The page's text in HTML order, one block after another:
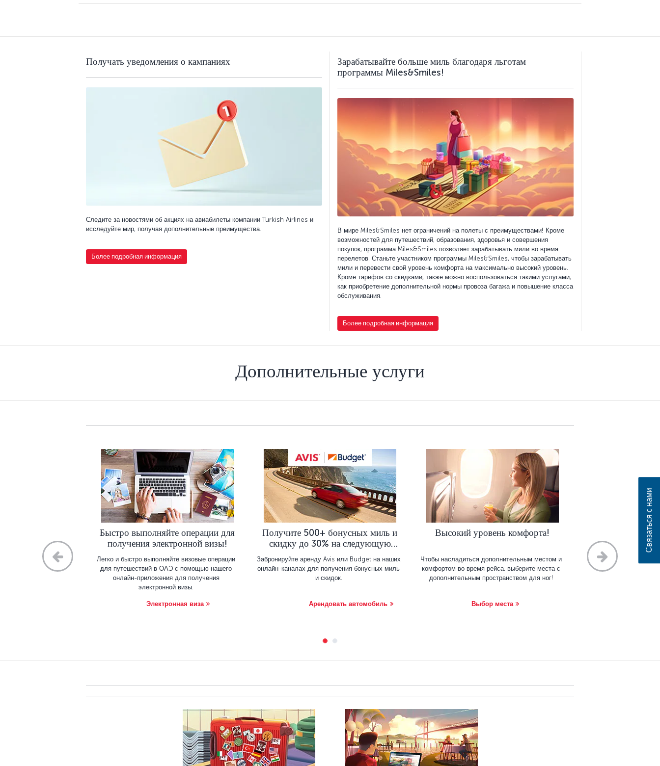
Получать уведомления о кампаниях
Следите за новостями об акциях на авиабилеты компании Turkish Airlines и
исследуйте мир, получая дополнительные преимущества.
Более подробная информация
Зарабатывайте больше миль благодаря льготам
программы Miles&Smiles!
В мире Miles&Smiles нет ограничений на полеты с преимуществами! Кроме
возможностей для путешествий, образования, здоровья и совершения
покупок, программа Miles&Smiles позволяет зарабатывать мили во время
перелетов. Станьте участником программы Miles&Smiles, чтобы зарабатывать
мили и перевести свой уровень комфорта на максимально высокий уровень.
Кроме тарифов со скидками, также можно воспользоваться такими услугами,
как приобретение дополнительной нормы провоза багажа и повышение класса
обслуживания.
Более подробная информация
Дополнительные услуги
Быстро выполняйте операции для
получения электронной визы!
Легко и быстро выполняйте визовые операции
для путешествий в ОАЭ с помощью нашего
онлайн-приложения для получения
электронной визы.
Электронная виза
Получите 500+ бонусных миль и
скидку до 30% на следующую
аренду
Забронируйте аренду Avis или Budget на наших
онлайн-каналах для получения бонусных миль
и скидок.
Арендовать автомобиль
Высокий уровень комфорта!
Чтобы насладиться дополнительным местом и
комфортом во время рейса, выберите места с
дополнительным пространством для ног!
Выбор места
Связаться с нами